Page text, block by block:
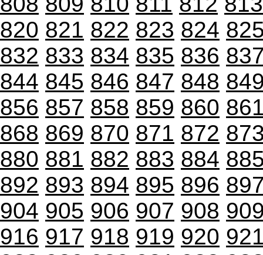
820 821 822 823 824
832 833 834 835 836
844 845 846 847 848
856 857 858 859 860
868 869 870 871 872
880 881 882 883 884
892 893 894 895 896
904 905 906 907 908
916 917 918 919 920